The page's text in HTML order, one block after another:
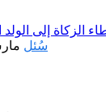
الزكاة إلى الولد
سُئل مارس